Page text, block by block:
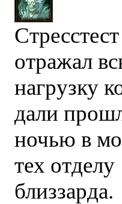
отражал
нагрузку
дали
ночью в
тех отделу
близзарда.